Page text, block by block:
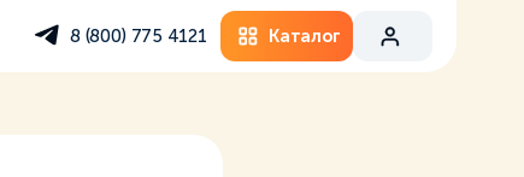
8 (800) 775 4121 Каталог